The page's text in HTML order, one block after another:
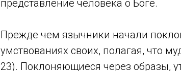
представление человека о Боге.
Прежде чем язычники начали
умствованиях своих, полагая, что
23). Поклоняющиеся через образы,